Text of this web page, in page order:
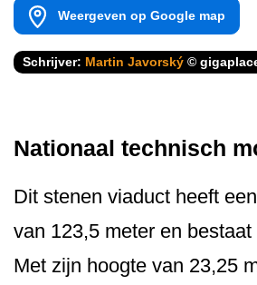
Weergeven op Google map
Schrijver: Martin Javorský ©
Nationaal technisch
Dit stenen viaduct heeft
van 123,5 meter en
Met zijn hoogte van 23,25